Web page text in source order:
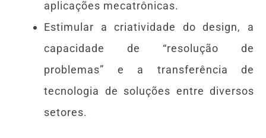
aplicações mecatrônicas.
Estimular a criatividade do design, a
capacidade de “resolução de
problemas” e a transferência de
tecnologia de soluções entre diversos
setores.